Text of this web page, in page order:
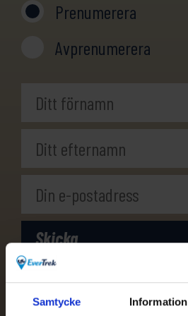
Samtycke Information
Prenumerera
Avprenumerera